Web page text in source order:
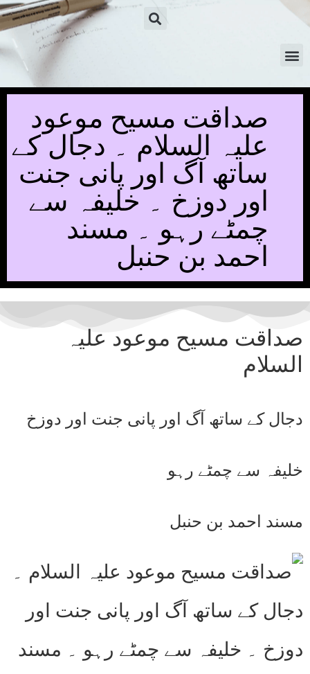
صداقت مسیح موعود
علیہ السلام ۔ دجال کے
ساتھ آگ اور پانی جنت
اور دوزخ ۔ خلیفہ سے
چمٹے رہو ۔ مسند
احمد بن حنبل
صداقت مسیح موعود علیہ
السلام
دجال کے ساتھ آگ اور پانی جنت اور دوزخ
خلیفہ سے چمٹے رہو
مسند احمد بن حنبل